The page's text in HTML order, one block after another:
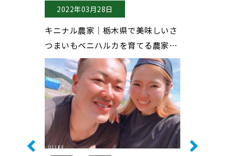
2022年03月28日
キニナル農家｜栃木県で美味しいさ
つまいもベニハルカを育てる農家夫
婦、手塚farmさん♪